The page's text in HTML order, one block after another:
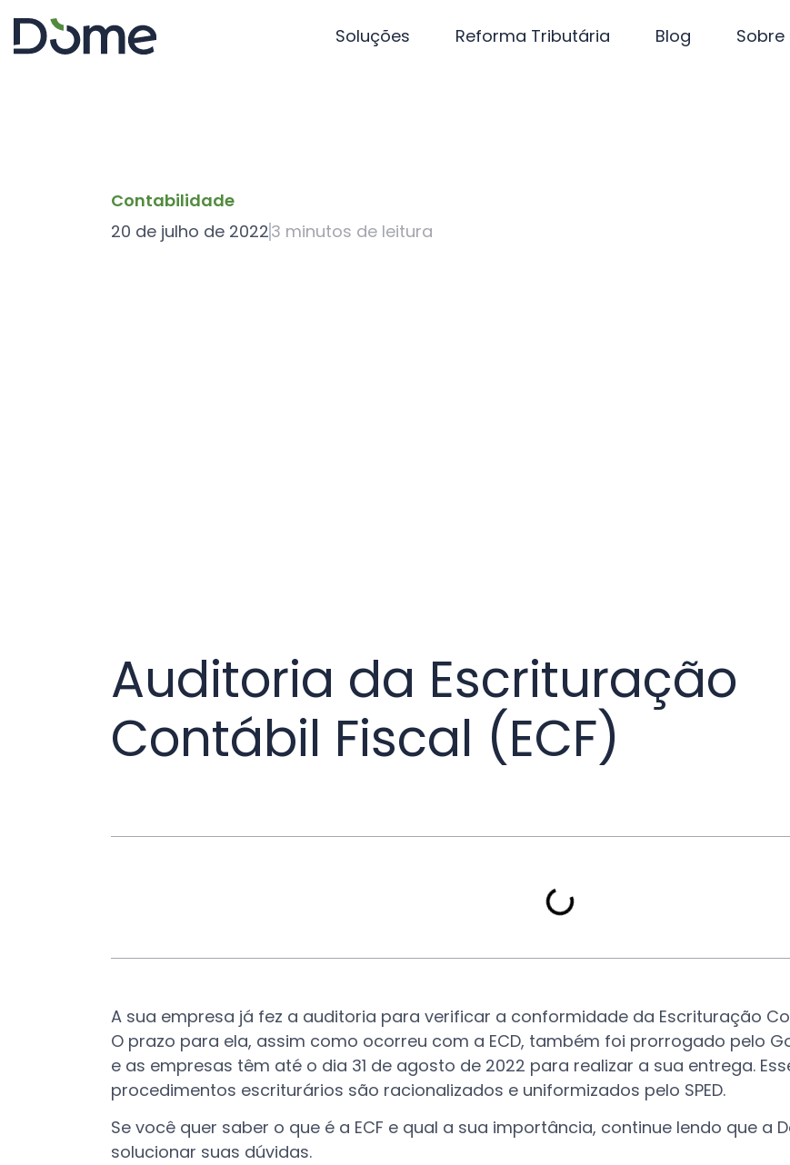
Soluções Reforma Tributária Blog Sobre
Contabilidade
20 de julho de 20223 minutos de leitura
Auditoria da Escrituração
Contábil Fiscal (ECF)
A sua empresa já fez a auditoria para verificar a conformidade da Escrituração
O prazo para ela, assim como ocorreu com a ECD, também foi prorrogado pelo
e as empresas têm até o dia 31 de agosto de 2022 para realizar a sua entrega.
procedimentos escriturários são racionalizados e uniformizados pelo SPED.
Se você quer saber o que é a ECF e qual a sua importância, continue lendo que a
solucionar suas dúvidas.